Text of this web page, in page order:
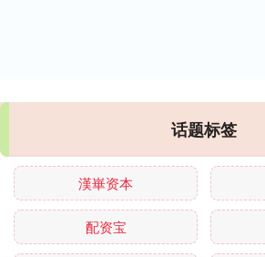
话题标签
漢崋资本
配资宝